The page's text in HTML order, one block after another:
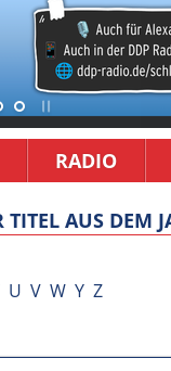
RADIO
AUS DEM
U V W Y Z